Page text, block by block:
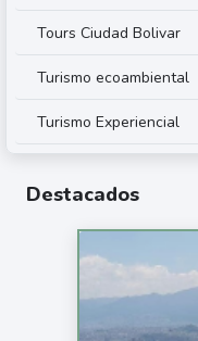
Tours Ciudad Bolivar
Turismo ecoambiental
Turismo Experiencial
Destacados